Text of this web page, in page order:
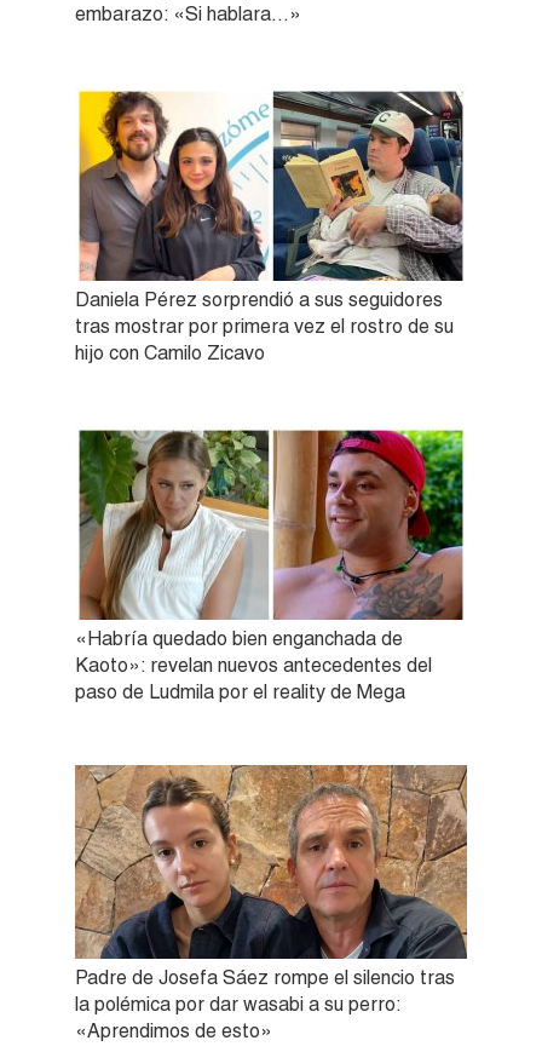
embarazo: «Si hablara…»
Daniela Pérez sorprendió a sus seguidores
tras mostrar por primera vez el rostro de su
hijo con Camilo Zicavo
«Habría quedado bien enganchada de
Kaoto»: revelan nuevos antecedentes del
paso de Ludmila por el reality de Mega
Padre de Josefa Sáez rompe el silencio tras
la polémica por dar wasabi a su perro:
«Aprendimos de esto»